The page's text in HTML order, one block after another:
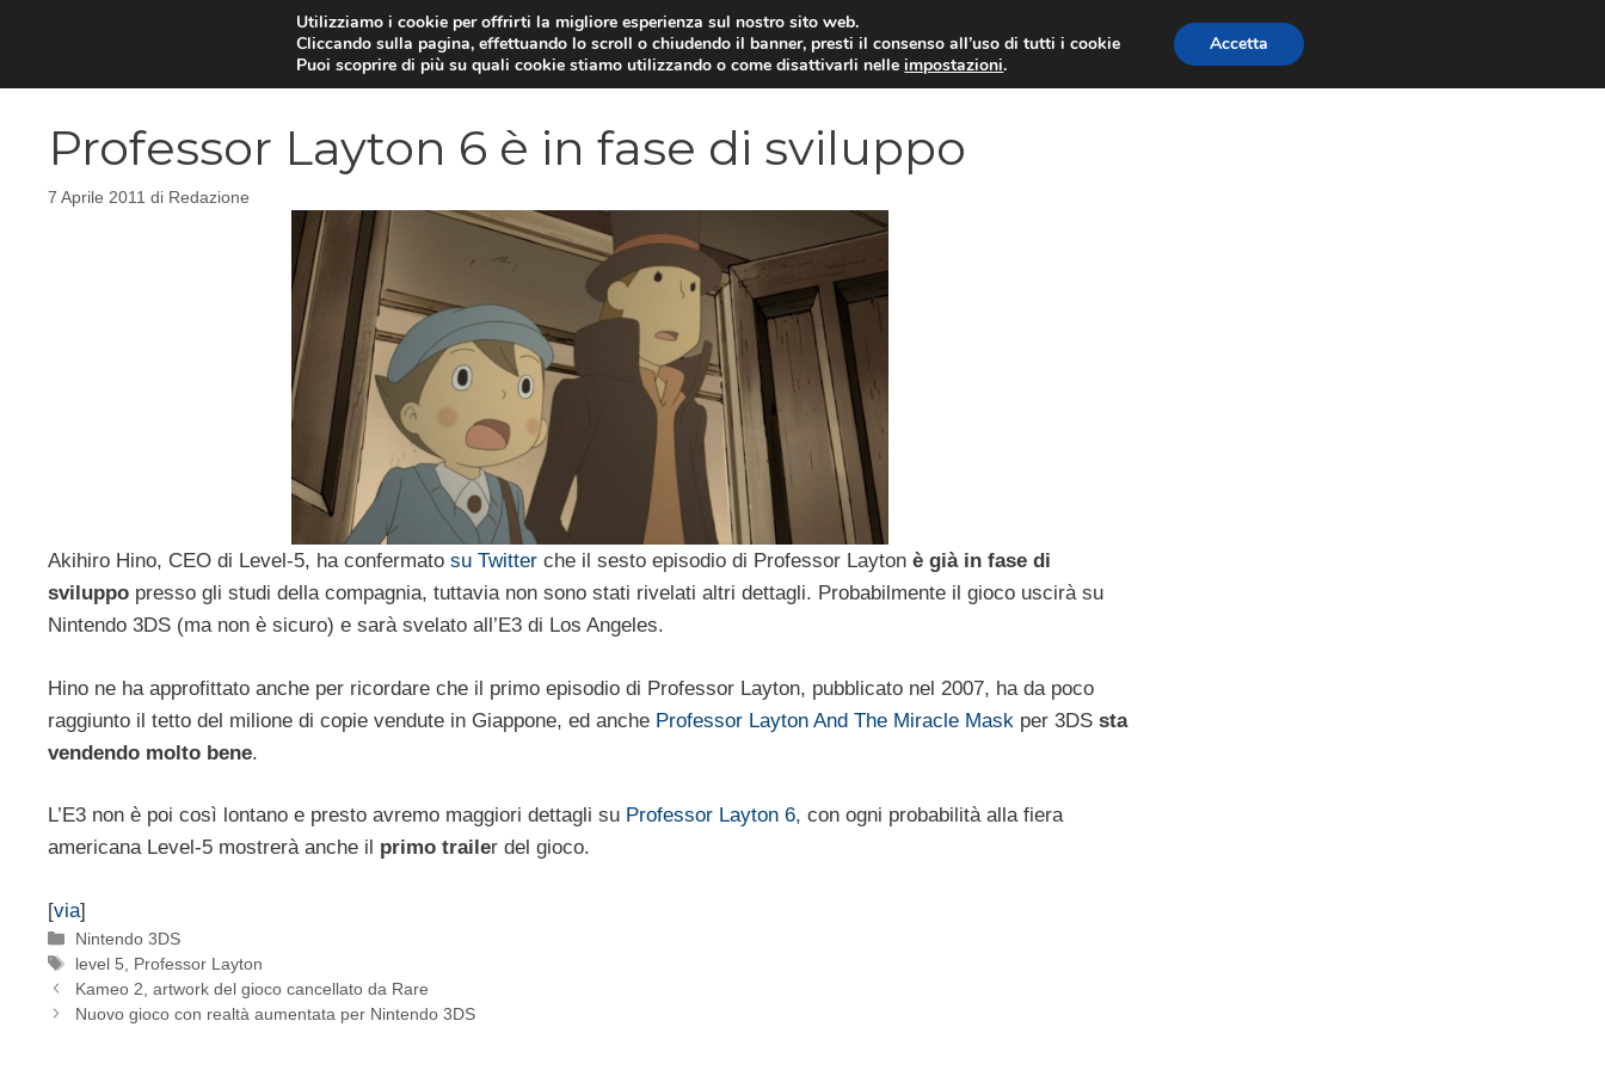
VIDEOGIOCHI NEWS RECENSIONI TRAILER GIOCHI
Professor Layton 6 è in fase di sviluppo
7 Aprile 2011 di Redazione
Akihiro Hino, CEO di Level-5, ha confermato su Twitter che il sesto episodio di Professor Layton è già in fase di
sviluppo presso gli studi della compagnia, tuttavia non sono stati rivelati altri dettagli. Probabilmente il gioco uscirà su
Nintendo 3DS (ma non è sicuro) e sarà svelato all’E3 di Los Angeles.
Hino ne ha approfittato anche per ricordare che il primo episodio di Professor Layton, pubblicato nel 2007, ha da poco
raggiunto il tetto del milione di copie vendute in Giappone, ed anche Professor Layton And The Miracle Mask per 3DS sta
vendendo molto bene.
L’E3 non è poi così lontano e presto avremo maggiori dettagli su Professor Layton 6, con ogni probabilità alla fiera
americana Level-5 mostrerà anche il primo trailer del gioco.
[via]
Categorie
Nintendo 3DS
Tag
level 5
Professor Layton
Kameo 2, artwork del gioco cancellato da Rare
Nuovo gioco con realtà aumentata per Nintendo 3DS
Utilizziamo i cookie per offrirti la migliore esperienza sul nostro sito web.
Cliccando sulla pagina, effettuando lo scroll o chiudendo il banner, presti il consenso all’uso di tutti i cookie
Puoi scoprire di più su quali cookie stiamo utilizzando o come disattivarli nelleimpostazioni.
Accetta